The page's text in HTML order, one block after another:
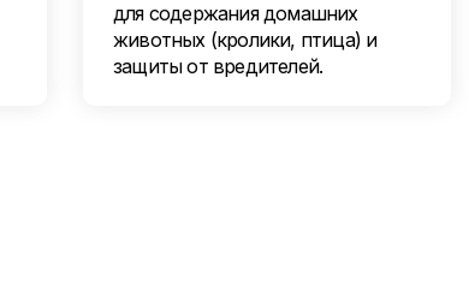
для содержания домашних
животных (кролики, птица) и
защиты от вредителей.